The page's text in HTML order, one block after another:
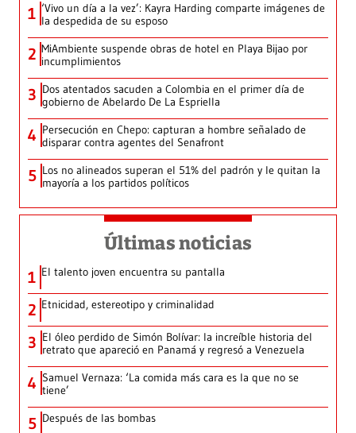
1 ‘Vivo un día a la vez’: Kayra Harding comparte imágenes de
la despedida de su esposo
2 MiAmbiente suspende obras de hotel en Playa Bijao por
incumplimientos
3 Dos atentados sacuden a Colombia en el primer día de
gobierno de Abelardo De La Espriella
4 Persecución en Chepo: capturan a hombre señalado de
disparar contra agentes del Senafront
5 Los no alineados superan el 51% del padrón y le quitan la
mayoría a los partidos políticos
Últimas noticias
1 El talento joven encuentra su pantalla​
2 Etnicidad, estereotipo y criminalidad
3 El óleo perdido de Simón Bolívar: la increíble historia del
retrato que apareció en Panamá y regresó a Venezuela
4 Samuel Vernaza: ‘La comida más cara es la que no se
tiene’
5 Después de las bombas